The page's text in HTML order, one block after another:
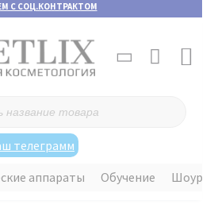
С СОЦ.КОНТРАКТОМ
телеграмм
аппараты Обучение